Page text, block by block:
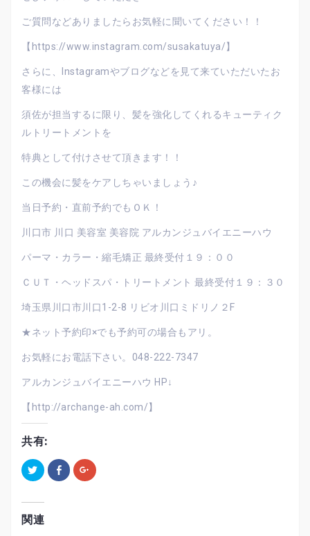
ご質問などありましたらお気軽に聞いてください！！
【https://www.instagram.com/susakatuya/】
さらに、Instagramやブログなどを見て来ていただいたお
客様には
須佐が担当するに限り、髪を強化してくれるキューティク
ルトリートメントを
特典として付けさせて頂きます！！
この機会に髪をケアしちゃいましょう♪
当日予約・直前予約でもＯＫ！
川口市 川口 美容室 美容院 アルカンジュバイエニーハウ
パーマ・カラー・縮毛矯正 最終受付１９：００
ＣＵＴ・ヘッドスパ・トリートメント 最終受付１９：３０
埼玉県川口市川口1-2-8 リビオ川口ミドリノ２F
★ネット予約印×でも予約可の場合もアリ。
お気軽にお電話下さい。048-222-7347
アルカンジュバイエニーハウ HP↓
【http://archange-ah.com/】
共有:
ク
リ
し
T
w
F
a
ク
リ
関連